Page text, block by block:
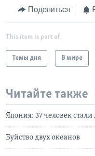
Поделиться
This item is part of
Темы дня В мире
Читайте также
Япония: 37 человек
Буйство двух океанов